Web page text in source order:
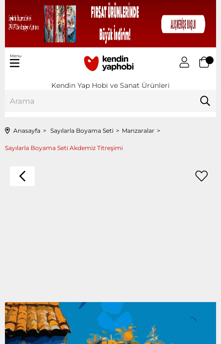
Kendin Yap Hobi ve Sanat Ürünleri
Menu
Anasayfa Sayılarla Boyama Seti Manzaralar
Sayılarla Boyama Seti Akdemiz Titreşimi